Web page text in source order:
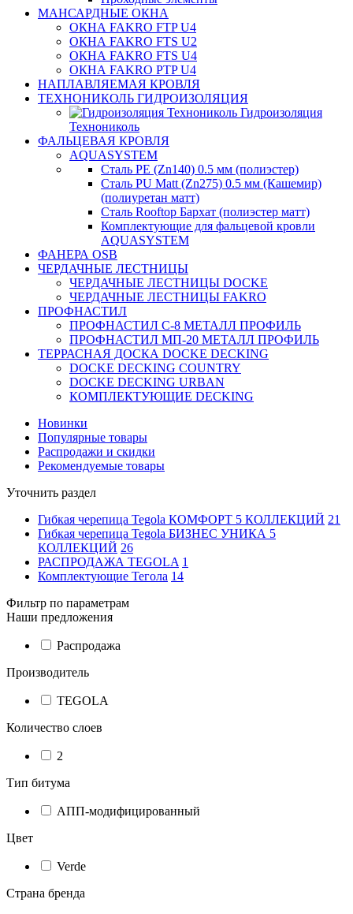
МАНСАРДНЫЕ ОКНА
ОКНА FAKRO FTP U4
ОКНА FAKRO FTS U2
ОКНА FAKRO FTS U4
ОКНА FAKRO PTP U4
НАПЛАВЛЯЕМАЯ КРОВЛЯ
ТЕХНОНИКОЛЬ ГИДРОИЗОЛЯЦИЯ
Гидроизоляция
Технониколь
ФАЛЬЦЕВАЯ КРОВЛЯ
AQUASYSTEM
Сталь PE (Zn140) 0.5 мм (полиэстер)
Сталь PU Matt (Zn275) 0.5 мм (Кашемир)
(полиуретан матт)
Сталь Rooftop Бархат (полиэстер матт)
Комплектующие для фальцевой кровли
AQUASYSTEM
ФАНЕРА OSB
ЧЕРДАЧНЫЕ ЛЕСТНИЦЫ
ЧЕРДАЧНЫЕ ЛЕСТНИЦЫ DOCKE
ЧЕРДАЧНЫЕ ЛЕСТНИЦЫ FAKRO
ПРОФНАСТИЛ
ПРОФНАСТИЛ C-8 МЕТАЛЛ ПРОФИЛЬ
ПРОФНАСТИЛ МП-20 МЕТАЛЛ ПРОФИЛЬ
ТЕРРАСНАЯ ДОСКА DOCKE DECKING
DOCKE DECKING COUNTRY
DOCKE DECKING URBAN
КОМПЛЕКТУЮЩИЕ DECKING
Новинки
Популярные товары
Распродажи и скидки
Рекомендуемые товары
Уточнить раздел
Гибкая черепица Tegola КОМФОРТ 5 КОЛЛЕКЦИЙ 21
Гибкая черепица Tegola БИЗНЕС УНИКА 5
КОЛЛЕКЦИЙ 26
РАСПРОДАЖА TEGOLA 1
Комплектующие Тегола 14
Фильтр по параметрам
Наши предложения
Распродажа
Производитель
TEGOLA
Количество слоев
2
Тип битума
АПП-модифицированный
Цвет
Verde
Страна бренда